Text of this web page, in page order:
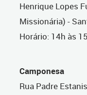
Henrique Lopes
Missionária) -
Horário: 14h às
Camponesa
Rua Padre